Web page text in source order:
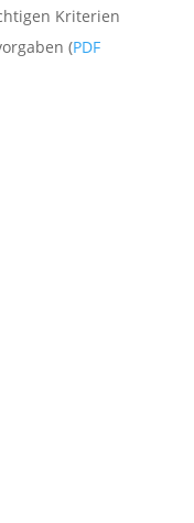
Kriterien
(PDF